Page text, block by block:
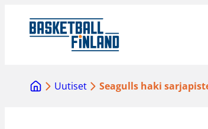
sisältöön
Uutiset Seagulls haki